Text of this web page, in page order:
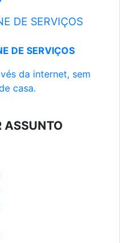
DE SERVIÇOS
DE SERVIÇOS
da internet, sem
casa.
ASSUNTO